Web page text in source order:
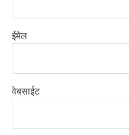
ईमेल
वेबसाईट